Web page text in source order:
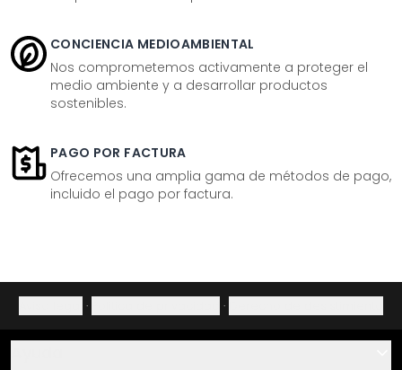
CONCIENCIA MEDIOAMBIENTAL
Nos comprometemos activamente a proteger el
medio ambiente y a desarrollar productos
sostenibles.
PAGO POR FACTURA
Ofrecemos una amplia gama de métodos de pago,
incluido el pago por factura.
· ·